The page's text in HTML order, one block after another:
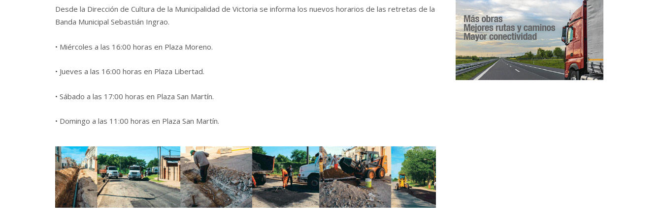
Desde la Dirección de Cultura de la Municipalidad de Victoria se informa los nuevos horarios de las retretas de la
Banda Municipal Sebastián Ingrao.
• Miércoles a las 16:00 horas en Plaza Moreno.
• Jueves a las 16:00 horas en Plaza Libertad.
• Sábado a las 17:00 horas en Plaza San Martín.
• Domingo a las 11:00 horas en Plaza San Martín.